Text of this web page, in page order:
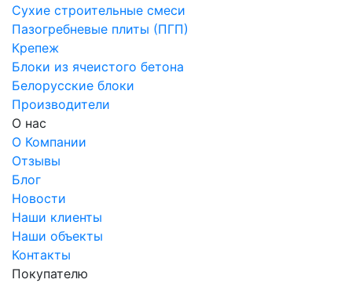
Сухие строительные смеси
Пазогребневые плиты (ПГП)
Крепеж
Блоки из ячеистого бетона
Белорусские блоки
Производители
О нас
О Компании
Отзывы
Блог
Новости
Наши клиенты
Наши объекты
Контакты
Покупателю